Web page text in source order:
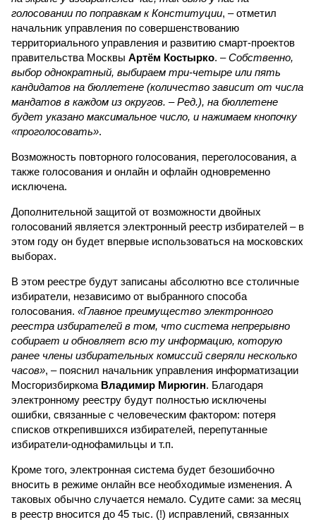
голосовании по поправкам к Конституции, – отметил
начальник управления по совершенствованию
территориального управления и развитию смарт-проектов
правительства Москвы Артём Костырко. –Собственно,
выбор однократный, выбираем три-четыре или пять
кандидатов на бюллетене (количество зависит от числа
мандатов в каждом из округов. – Ред.), на бюллетене
будет указано максимальное число, и нажимаем кнопочку
«проголосовать».
Возможность повторного голосования, переголосования, а
также голосования и онлайн и офлайн одновременно
исключена.
Дополнительной защитой от возможности двойных
голосований является электронный реестр избирателей – в
этом году он будет впервые использоваться на московских
выборах.
В этом реестре будут записаны абсолютно все столичные
избиратели, независимо от выбранного способа
голосования. «Главное преимущество электронного
реестра избирателей в том, что система непрерывно
собирает и обновляет всю ту информацию, которую
ранее члены избирательных комиссий сверяли несколько
часов», – пояснил начальник управления информатизации
Мосгоризбиркома Владимир Мирюгин. Благодаря
электронному реестру будут полностью исключены
ошибки, связанные с человеческим фактором: потеря
списков открепившихся избирателей, перепутанные
избиратели-однофамильцы и т.п.
Кроме того, электронная система будет безошибочно
вносить в режиме онлайн все необходимые изменения. А
таковых обычно случается немало. Судите сами: за месяц
в реестр вносится до 45 тыс. (!) исправлений, связанных